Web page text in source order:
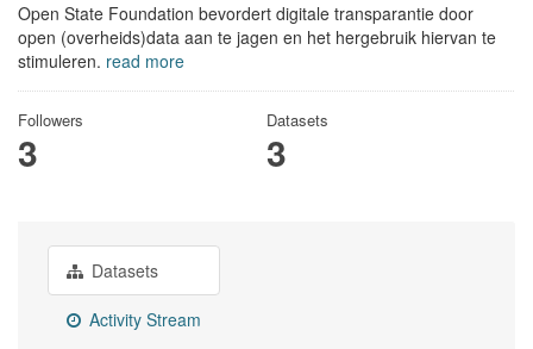
Open State Foundation bevordert digitale transparantie door
open (overheids)data aan te jagen en het hergebruik hiervan te
stimuleren. read more
Followers
3
Datasets
3
Datasets
Activity Stream